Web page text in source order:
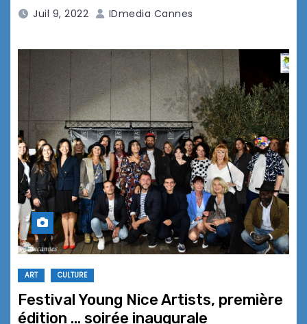
Juil 9, 2022 IDmedia Cannes
ART CULTURE
Festival Young Nice Artists, première
édition … soirée inaugurale